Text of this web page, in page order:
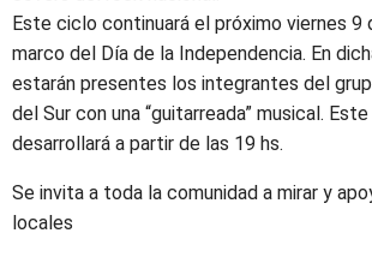
Este ciclo continuará el próximo viernes 9
marco del Día de la Independencia. En
estarán presentes los integrantes del
del Sur con una “guitarreada” musical.
desarrollará a partir de las 19 hs.
Se invita a toda la comunidad a mirar y
locales